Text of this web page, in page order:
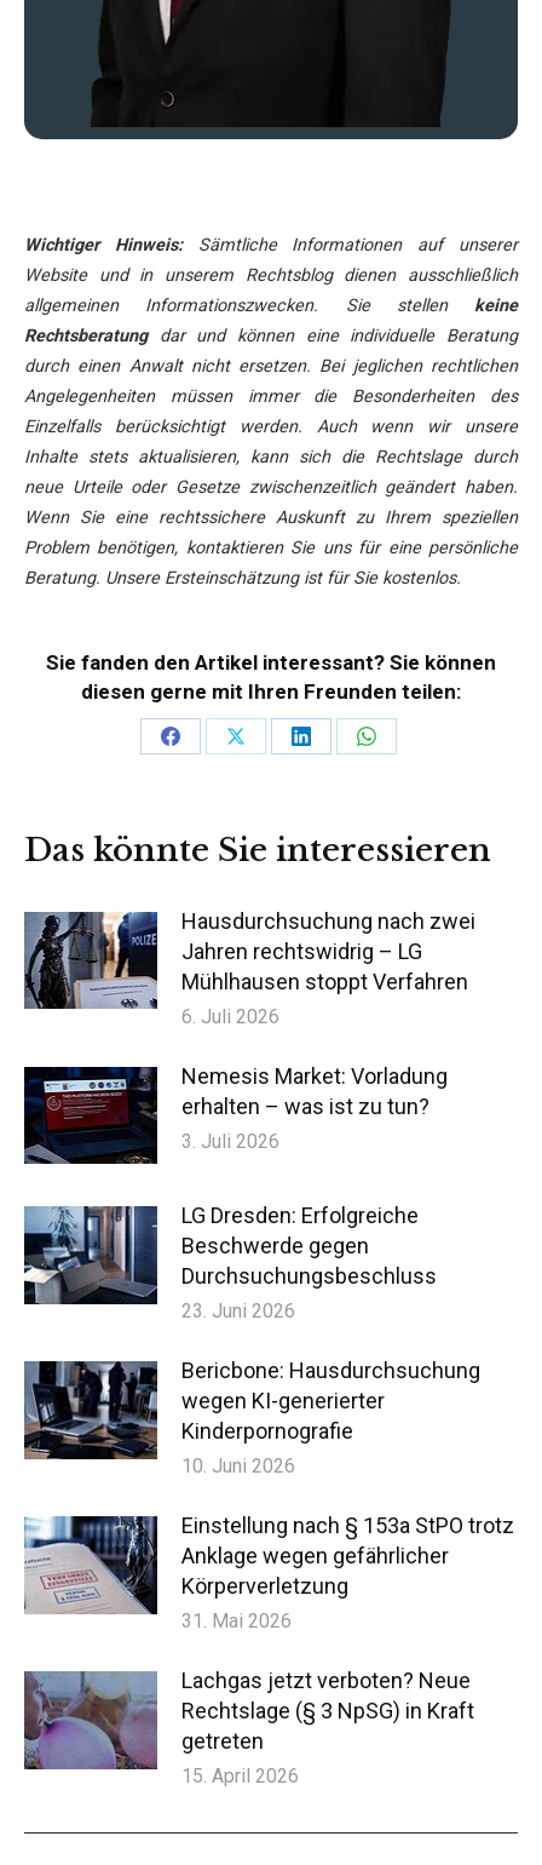
Wichtiger Hinweis:Sämtliche Informationen auf unserer
Website und in unserem Rechtsblog dienen ausschließlich
allgemeinen Informationszwecken. Sie stellen keine
Rechtsberatungdar und können eine individuelle Beratung
durch einen Anwalt nicht ersetzen. Bei jeglichen rechtlichen
Angelegenheiten müssen immer die Besonderheiten des
Einzelfalls berücksichtigt werden. Auch wenn wir unsere
Inhalte stets aktualisieren, kann sich die Rechtslage durch
neue Urteile oder Gesetze zwischenzeitlich geändert haben.
Wenn Sie eine rechtssichere Auskunft zu Ihrem speziellen
Problem benötigen, kontaktieren Sie uns für eine persönliche
Beratung. Unsere Ersteinschätzung ist für Sie kostenlos.
Sie fanden den Artikel interessant? Sie können
diesen gerne mit Ihren Freunden teilen:
Teilen
Teilen
Teilen
Teilen
Das könnte Sie interessieren
Hausdurchsuchung nach zwei
Jahren rechtswidrig – LG
Mühlhausen stoppt Verfahren
6. Juli 2026
Nemesis Market: Vorladung
erhalten – was ist zu tun?
3. Juli 2026
LG Dresden: Erfolgreiche
Beschwerde gegen
Durchsuchungsbeschluss
23. Juni 2026
Bericbone: Hausdurchsuchung
wegen KI-generierter
Kinderpornografie
10. Juni 2026
Einstellung nach § 153a StPO trotz
Anklage wegen gefährlicher
Körperverletzung
31. Mai 2026
Lachgas jetzt verboten? Neue
Rechtslage (§ 3 NpSG) in Kraft
getreten
15. April 2026